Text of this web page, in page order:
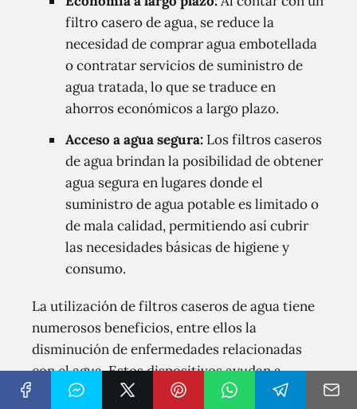
filtro casero de agua, se reduce la
necesidad de comprar agua embotellada
o contratar servicios de suministro de
agua tratada, lo que se traduce en
ahorros económicos a largo plazo.
Acceso a agua segura: Los filtros caseros
de agua brindan la posibilidad de obtener
agua segura en lugares donde el
suministro de agua potable es limitado o
de mala calidad, permitiendo así cubrir
las necesidades básicas de higiene y
consumo.
La utilización de filtros caseros de agua tiene
numerosos beneficios, entre ellos la
disminución de enfermedades relacionadas
con el agua. Estos dispositivos ayudan a
garantizar que el agua que consumimos esté